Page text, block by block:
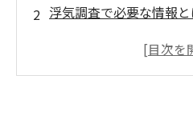
浮気調査で必要な情報
滋賀県での浮気調査に